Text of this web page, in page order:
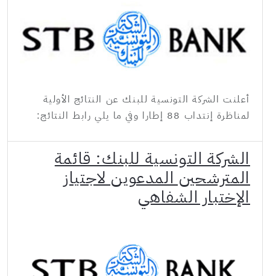
أعلنت الشركة التونسية للبنك عن النتائج الأولية
لمناظرة إنتداب 88 إطارا وفي ما يلي رابط النتائج:
الشركة التونسية للبنك: قائمة
المترشحين المدعوين لاجتياز
الإختبار الشفاهي